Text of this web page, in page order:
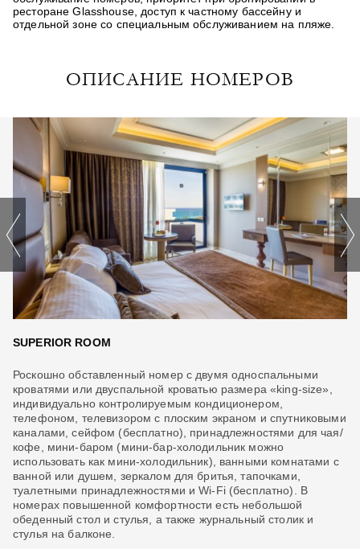
ресторане Glasshouse, доступ к частному бассейну и
отдельной зоне со специальным обслуживанием на пляже.
ОПИСАНИЕ НОМЕРОВ
SUPERIOR ROOM
Роскошно обставленный номер с двумя односпальными
кроватями или двуспальной кроватью размера «king-size»,
индивидуально контролируемым кондиционером,
телефоном, телевизором с плоским экраном и спутниковыми
каналами, сейфом (бесплатно), принадлежностями для чая/
кофе, мини-баром (мини-бар-холодильник можно
использовать как мини-холодильник), ванными комнатами с
ванной или душем, зеркалом для бритья, тапочками,
туалетными принадлежностями и Wi-Fi (бесплатно). В
номерах повышенной комфортности есть небольшой
обеденный стол и стулья, а также журнальный столик и
стулья на балконе.